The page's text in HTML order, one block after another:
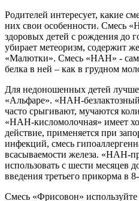
Родителей интересует, какие
них свои особенности. Смесь
здоровых детей с рождения до
убирает метеоризм, содержит
«Малютки». Смесь «НАН» -
белка в ней – как в грудном
Для недоношенных детей
«Альфаре». «НАН-
часто срыгивают, мучаются
«НАН-кисломолочная» имеет
действие, применяется при
инфекций, смесь
всасываемости железа. «НАН-
использовать с шести месяцев
введения третьего прикорма в
Смесь «Фрисовон» используйте